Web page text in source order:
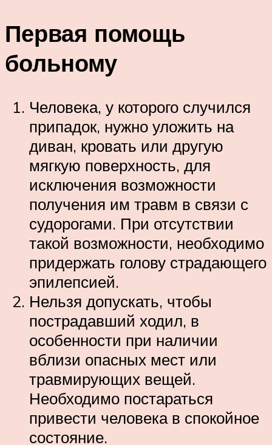
Первая помощь
больному
Человека, у которого случился
припадок, нужно уложить на
диван, кровать или другую
мягкую поверхность, для
исключения возможности
получения им травм в связи с
судорогами. При отсутствии
такой возможности, необходимо
придержать голову страдающего
эпилепсией.
Нельзя допускать, чтобы
пострадавший ходил, в
особенности при наличии
вблизи опасных мест или
травмирующих вещей.
Необходимо постараться
привести человека в спокойное
состояние.